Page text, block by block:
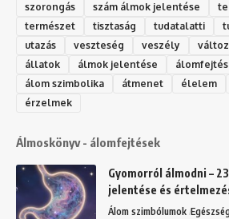
szorongás
szám álmok jelentése
természet
tisztaság tudatalatti
utazás
veszteség veszély
állatok
álmok jelentése álomfejtés
álom szimbolika
átmenet élelem
érzelmek
Álmoskönyv - álomfejtések
Gyomorról álmodni –
jelentése és
Álom szimbólumok